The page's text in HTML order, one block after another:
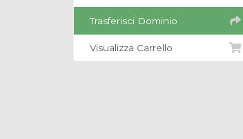
Trasferisci Dominio
Visualizza Carrello